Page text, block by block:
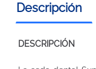
Descripción
DESCRIPCIÓN